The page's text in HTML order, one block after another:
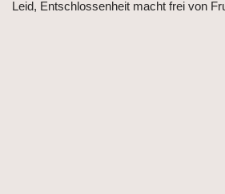
Leid, Entschlossenheit macht frei von